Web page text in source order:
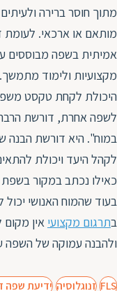
מתוך חוסר ברירה
מותאם או ארכאי. לעומת
אמיתית בשפה מבוססים
מקצועיות ולימוד מתמשך.
היכולת לקחת טקסט
לשפה אחרת, דורשת
במוח". היא דורשת הבנה
לקהל היעד ויכולת
כאילו נכתב במקור
בעוד שהמוח האנושי
בתרגום מקצועי אין
ולהבנה עמוקה של השפה
FLS זנוגלוסיה ידיעת שפה